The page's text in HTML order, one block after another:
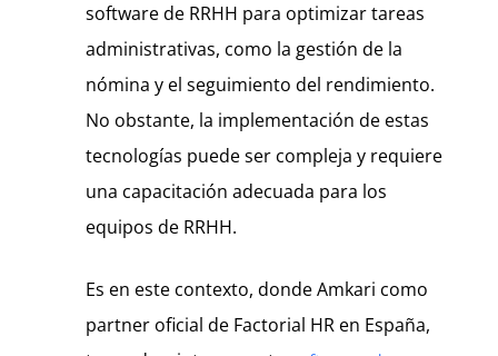
software de RRHH para optimizar tareas
administrativas, como la gestión de la
nómina y el seguimiento del rendimiento.
No obstante, la implementación de estas
tecnologías puede ser compleja y requiere
una capacitación adecuada para los
equipos de RRHH.
Es en este contexto, donde Amkari como
partner oficial de Factorial HR en España,